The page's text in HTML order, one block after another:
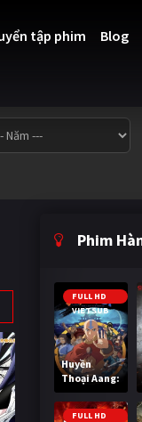
tập phim Blog
Phim
FULL HD
VIETSUB
Huyền
Thoại Aang:
Tiết Khí Sư
Cuối Cùng
FULL HD